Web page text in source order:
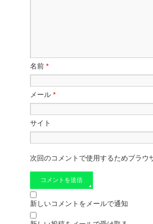
名前 *
メール *
サイト
次回のコメントで使用するためブラ
新しいコメントをメールで通知